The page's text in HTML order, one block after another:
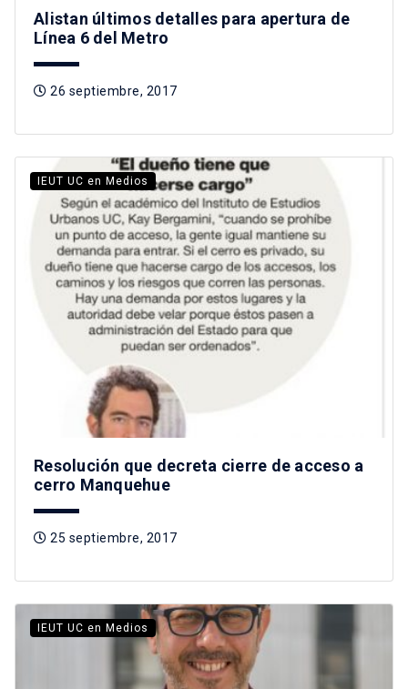
Alistan últimos detalles para apertura de
Línea 6 del Metro
26 septiembre, 2017
IEUT UC en Medios
Resolución que decreta cierre de acceso a
cerro Manquehue
25 septiembre, 2017
IEUT UC en Medios